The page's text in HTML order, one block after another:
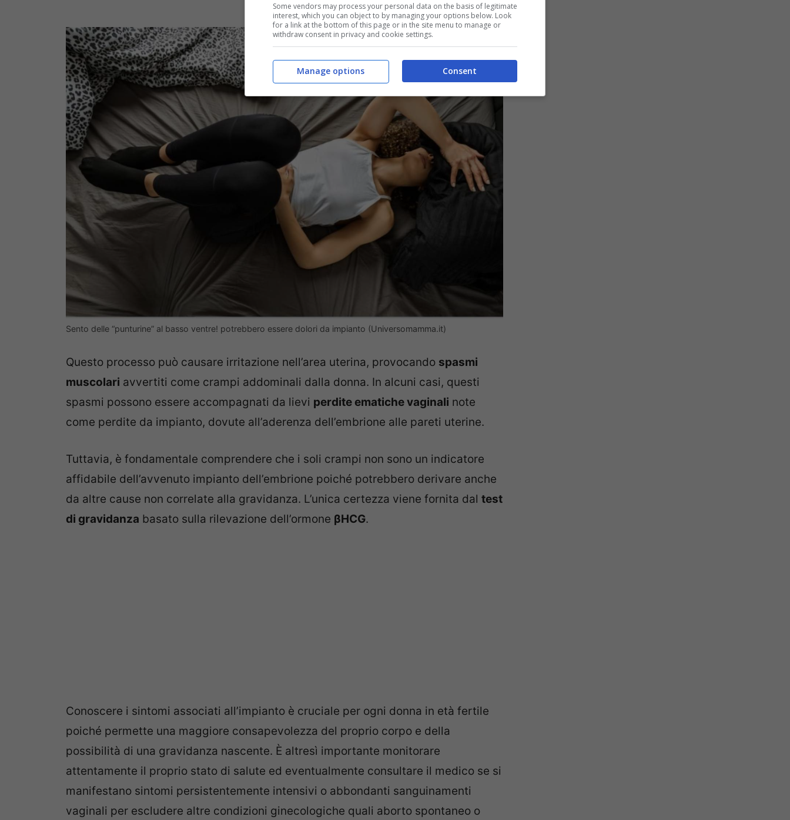
Sento delle “punturine” al basso ventre! potrebbero essere dolori da impianto (Universomamma.it)
Questo processo può causare irritazione nell’area uterina, provocando spasmi
muscolari avvertiti come crampi addominali dalla donna. In alcuni casi, questi
spasmi possono essere accompagnati da lievi perdite ematiche vaginali note
come perdite da impianto, dovute all’aderenza dell’embrione alle pareti uterine.
Tuttavia, è fondamentale comprendere che i soli crampi non sono un indicatore
affidabile dell’avvenuto impianto dell’embrione poiché potrebbero derivare anche
da altre cause non correlate alla gravidanza. L’unica certezza viene fornita dal test
di gravidanza basato sulla rilevazione dell’ormone βHCG.
Conoscere i sintomi associati all’impianto è cruciale per ogni donna in età fertile
poiché permette una maggiore consapevolezza del proprio corpo e della
possibilità di una gravidanza nascente. È altresì importante monitorare
attentamente il proprio stato di salute ed eventualmente consultare il medico se si
manifestano sintomi persistentemente intensivi o abbondanti sanguinamenti
vaginali per escludere altre condizioni ginecologiche quali aborto spontaneo o
Some vendors may process your personal data on the basis of legitimate
interest, which you can object to by managing your options below. Look
for a link at the bottom of this page or in the site menu to manage or
withdraw consent in privacy and cookie settings.
Consent
Manage options